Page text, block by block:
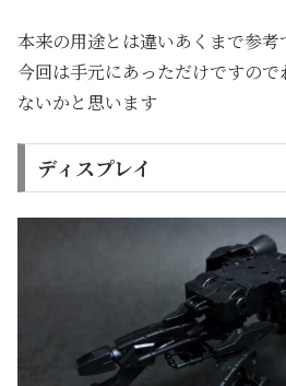
本来の用途とは違いあくまで参考
今回は手元にあっただけですの
ないかと思います
ディスプレイ